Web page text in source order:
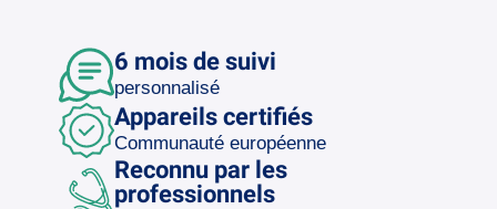
6 mois de suivi
personnalisé
Appareils certifiés
Communauté européenne
Reconnu par les
professionnels